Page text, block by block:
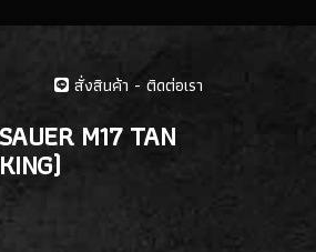
สั่งสินค้า - ติดต่อเรา
M17 TAN